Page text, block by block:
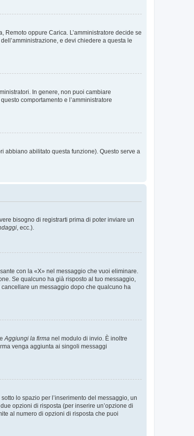
Remoto oppure Carica. L’amministratore decide se
e devi chiedere a questa le
In genere, non puoi cambiare
comportamento e l’amministratore
abbiano abilitato questa funzione). Questo serve a
bisogno di registrarti prima di poter inviare un
, ecc.).
con la «X» nel messaggio che vuoi eliminare.
Se qualcuno ha già risposto al tuo messaggio,
un messaggio dopo che qualcuno ha
Aggiungi la firma nel modulo di invio. È inoltre
venga aggiunta ai singoli messaggi
lo spazio per l’inserimento del messaggio, un
opzioni di risposta (per inserire un’opzione di
al numero di opzioni di risposta che puoi